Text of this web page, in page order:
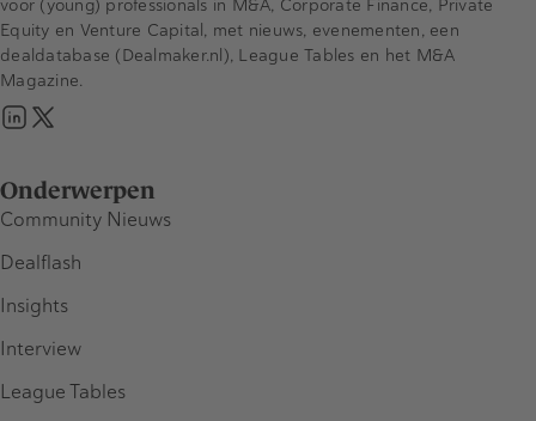
Onderwerpen
Community Nieuws
Dealflash
Insights
Interview
League Tables
voor (young) professionals in M&A, Corporate Finance, Private
Equity en Venture Capital, met nieuws, evenementen, een
dealdatabase (Dealmaker.nl), League Tables en het M&A
Magazine.